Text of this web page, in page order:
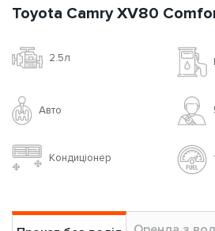
Toyota Camry XV80
2.5л
Авто
Кондиціонер